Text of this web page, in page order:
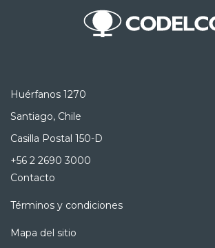
Huérfanos 1270
Santiago, Chile
Casilla Postal 150-D
+56 2 2690 3000
Contacto
Términos y condiciones
Mapa del sitio